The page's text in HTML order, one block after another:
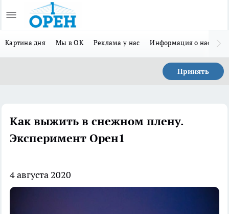
Картина дня Мы в ОК Реклама у нас Информация о нас
Принять
Как выжить в снежном плену.
Эксперимент Орен1
4 августа 2020